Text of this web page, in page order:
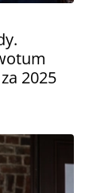
2025